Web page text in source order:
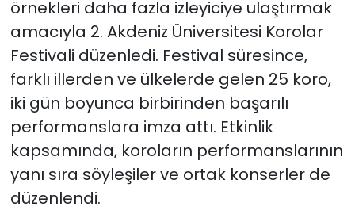
örnekleri daha fazla izleyiciye ulaştırmak
amacıyla 2. Akdeniz Üniversitesi Korolar
Festivali düzenledi. Festival süresince,
farklı illerden ve ülkelerde gelen 25 koro,
iki gün boyunca birbirinden başarılı
performanslara imza attı. Etkinlik
kapsamında, koroların performanslarının
yanı sıra söyleşiler ve ortak konserler de
düzenlendi.